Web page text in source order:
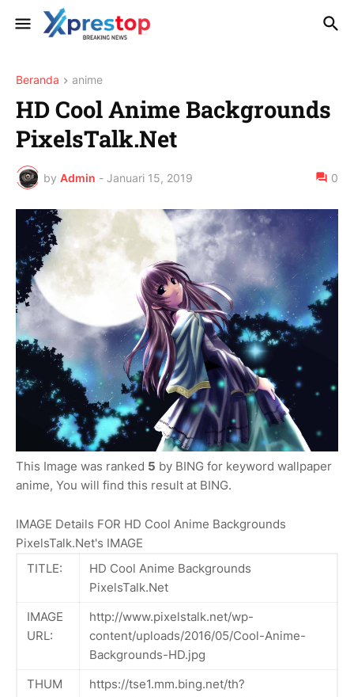
Beranda anime
HD Cool Anime Backgrounds
PixelsTalk.Net
by Admin - Januari 15, 2019 0
This Image was ranked 5 by BING for keyword wallpaper
anime, You will find this result at BING.
IMAGE Details FOR HD Cool Anime Backgrounds
PixelsTalk.Net's IMAGE
TITLE:
HD Cool Anime Backgrounds
PixelsTalk.Net
IMAGE
URL:
http://www.pixelstalk.net/wp-
content/uploads/2016/05/Cool-Anime-
Backgrounds-HD.jpg
THUM
https://tse1.mm.bing.net/th?